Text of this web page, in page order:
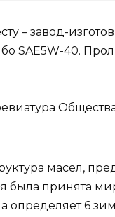
– завод-
SAE5W-40.
масел,
была принята
6